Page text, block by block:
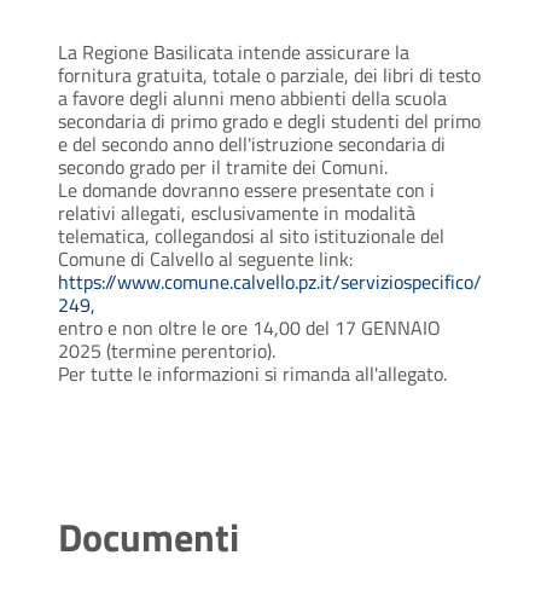
La Regione Basilicata intende assicurare la
fornitura gratuita, totale o parziale, dei libri di testo
a favore degli alunni meno abbienti della scuola
secondaria di primo grado e degli studenti del primo
e del secondo anno dell'istruzione secondaria di
secondo grado per il tramite dei Comuni.
Le domande dovranno essere presentate con i
relativi allegati, esclusivamente in modalità
telematica, collegandosi al sito istituzionale del
Comune di Calvello al seguente link:
https://www.comune.calvello.pz.it/serviziospecifico/
249,
entro e non oltre le ore 14,00 del 17 GENNAIO
2025 (termine perentorio).
Per tutte le informazioni si rimanda all'allegato.
Documenti